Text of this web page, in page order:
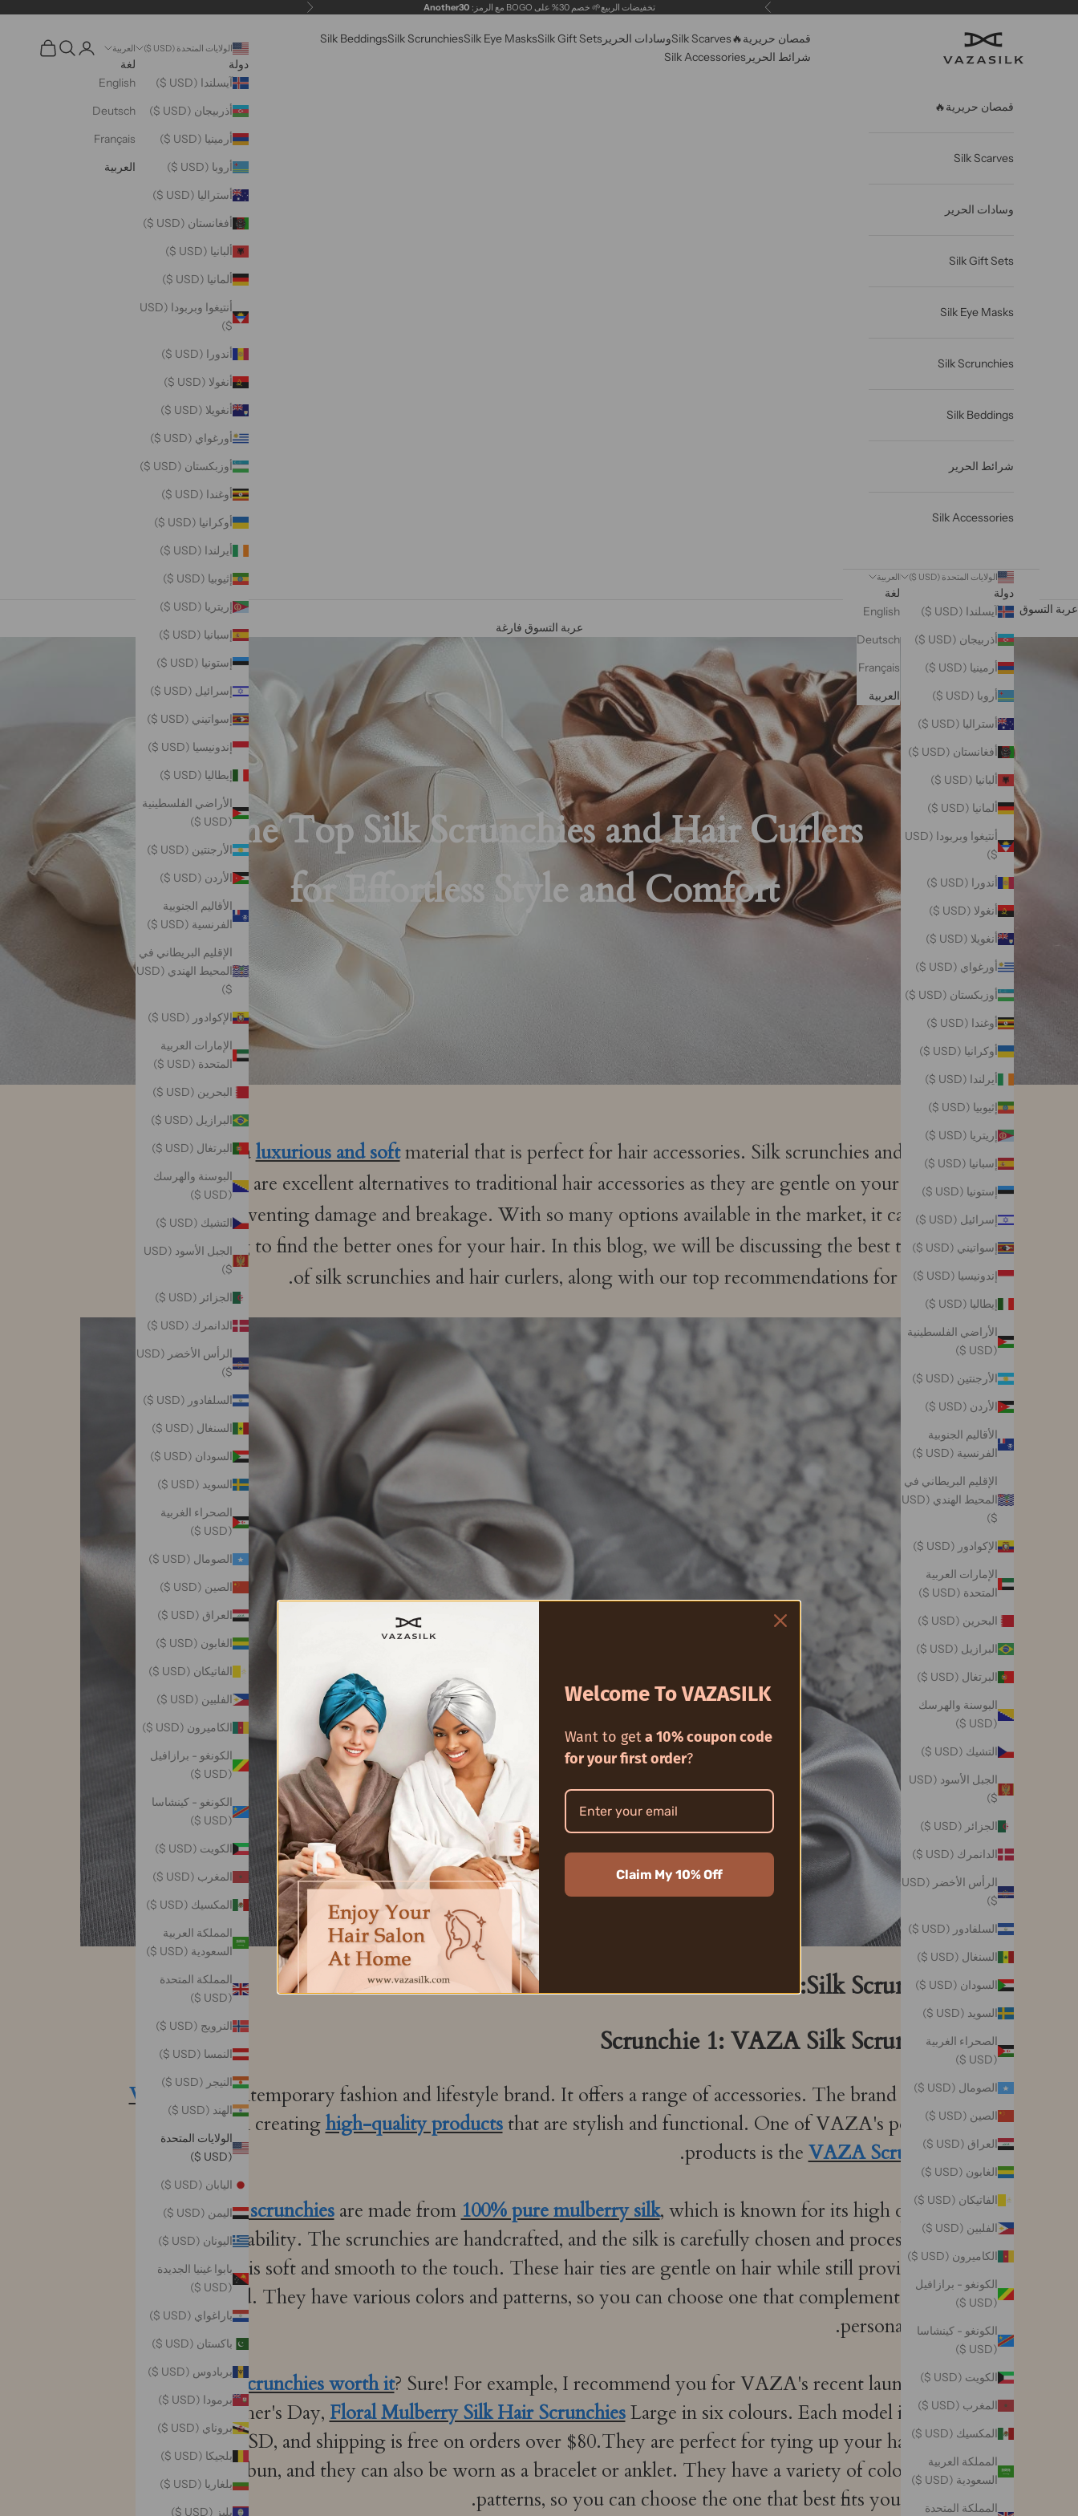
سابق تخفيضات الربيع🌱 خصم 30% على BOGO مع الرمز: Another30 التالي
VAZASILK قمصان حريرية🔥Silk Scarvesوسادات الحرير Silk Gift Sets
Silk Eye Masks
Silk Scrunchies
Silk Beddings
شرائط الحرير Silk Accessories
الولايات المتحدة (USD $)
دولة
آيسلندا (USD $)
أذربيجان (USD $)
أرمينيا (USD $)
أروبا (USD $)
أستراليا (USD $)
أفغانستان (USD $)
ألبانيا (USD $)
ألمانيا (USD $)
أنتيغوا وبربودا (USD
$)
أندورا (USD $)
أنغولا (USD $)
أنغويلا (USD $)
أورغواي (USD $)
أوزبكستان (USD $)
أوغندا (USD $)
أوكرانيا (USD $)
أيرلندا (USD $)
إثيوبيا (USD $)
إريتريا (USD $)
إسبانيا (USD $)
إستونيا (USD $)
إسرائيل (USD $)
إسواتيني (USD $)
إندونيسيا (USD $)
إيطاليا (USD $)
الأراضي الفلسطينية
(USD $)
الأرجنتين (USD $)
الأردن (USD $)
الأقاليم الجنوبية
الفرنسية (USD $)
الإقليم البريطاني في
المحيط الهندي (USD
$)
الإكوادور (USD $)
الإمارات العربية
المتحدة (USD $)
البحرين (USD $)
البرازيل (USD $)
البرتغال (USD $)
البوسنة والهرسك
(USD $)
التشيك (USD $)
الجبل الأسود (USD
$)
الجزائر (USD $)
الدانمرك (USD $)
الرأس الأخضر (USD
$)
السلفادور (USD $)
السنغال (USD $)
السودان (USD $)
السويد (USD $)
الصحراء الغربية
(USD $)
الصومال (USD $)
الصين (USD $)
العراق (USD $)
الغابون (USD $)
الفاتيكان (USD $)
الفلبين (USD $)
الكاميرون (USD $)
الكونغو - برازافيل
(USD $)
الكونغو - كينشاسا
(USD $)
الكويت (USD $)
المغرب (USD $)
المكسيك (USD $)
المملكة العربية
السعودية (USD $)
المملكة المتحدة
(USD $)
النرويج (USD $)
النمسا (USD $)
النيجر (USD $)
الهند (USD $)
الولايات المتحدة
(USD $)
اليابان (USD $)
اليمن (USD $)
اليونان (USD $)
بابوا غينيا الجديدة
(USD $)
باراغواي (USD $)
باكستان (USD $)
بربادوس (USD $)
برمودا (USD $)
بروناي (USD $)
بلجيكا (USD $)
بلغاريا (USD $)
بليز (USD $)
العربية
لغة
English
Deutsch
Français
العربية
فتح صفحة الحساب
فتح البحثعربة مفتوحة
قمصان حريرية🔥
Silk Scarves
وسادات الحرير
Silk Gift Sets
Silk Eye Masks
Silk Scrunchies
Silk Beddings
شرائط الحرير
Silk Accessories
الولايات المتحدة (USD $)
دولة
آيسلندا (USD $)
أذربيجان (USD $)
أرمينيا (USD $)
أروبا (USD $)
أستراليا (USD $)
أفغانستان (USD $)
ألبانيا (USD $)
ألمانيا (USD $)
أنتيغوا وبربودا (USD
$)
أندورا (USD $)
أنغولا (USD $)
أنغويلا (USD $)
أورغواي (USD $)
أوزبكستان (USD $)
أوغندا (USD $)
أوكرانيا (USD $)
أيرلندا (USD $)
إثيوبيا (USD $)
إريتريا (USD $)
إسبانيا (USD $)
إستونيا (USD $)
إسرائيل (USD $)
إسواتيني (USD $)
إندونيسيا (USD $)
إيطاليا (USD $)
الأراضي الفلسطينية
(USD $)
الأرجنتين (USD $)
الأردن (USD $)
الأقاليم الجنوبية
الفرنسية (USD $)
الإقليم البريطاني في
المحيط الهندي (USD
$)
الإكوادور (USD $)
الإمارات العربية
المتحدة (USD $)
البحرين (USD $)
البرازيل (USD $)
البرتغال (USD $)
البوسنة والهرسك
(USD $)
التشيك (USD $)
الجبل الأسود (USD
$)
الجزائر (USD $)
الدانمرك (USD $)
الرأس الأخضر (USD
$)
السلفادور (USD $)
السنغال (USD $)
السودان (USD $)
السويد (USD $)
الصحراء الغربية
(USD $)
الصومال (USD $)
الصين (USD $)
العراق (USD $)
الغابون (USD $)
الفاتيكان (USD $)
الفلبين (USD $)
الكاميرون (USD $)
الكونغو - برازافيل
(USD $)
الكونغو - كينشاسا
(USD $)
الكويت (USD $)
المغرب (USD $)
المكسيك (USD $)
المملكة العربية
السعودية (USD $)
المملكة المتحدة
العربية
لغة
English
Deutsch
Français
العربية
عربة التسوق
عربة التسوق فارغة
The Top Silk Scrunchies and Hair Curlers
for Effortless Style and Comfort
Silk is aluxurious and softmaterial that is perfect for hair accessories. Silk scrunchies and hair
curlers are excellent alternatives to traditional hair accessories as they are gentle on your hair,
preventing damage and breakage. With so many options available in the market, it can be
challenging to find the better ones for your hair. In this blog, we will be discussing the best types
of silk scrunchies and hair curlers, along with our top recommendations for each.
Silk Scrunchie:
Scrunchie 1: VAZA Silk Scrunchie
VAZAis a contemporary fashion and lifestyle brand. It offers a range of accessories. The brand prides
itself on creatinghigh-quality productsthat are stylish and functional. One of VAZA's popular
products is the VAZA Scrunchie
.
VAZA silk scrunchiesare made from 100% pure mulberry silk, which is known for its high quality
and durability. The scrunchies are handcrafted, and the silk is carefully chosen and processed to
ensure that it is soft and smooth to the touch. These hair ties are gentle on hair while still providing a
secure hold. They have various colors and patterns, so you can choose one that complements your
personal style.
are silk scrunchies worth it? Sure! For example, I recommend you for VAZA's recent launch for
Mother's Day, Floral Mulberry Silk Hair ScrunchiesLarge in six colours. Each model is only
$44.99USD, and shipping is free on orders over $80.They are perfect for tying up your hair in a
ponytail or bun, and they can also be worn as a bracelet or anklet. They have a variety of colors and
patterns, so you can choose the one that best fits your style.
Welcome To VAZASILK
Want to geta 10% coupon code
for your first order?
Claim My 10% Off